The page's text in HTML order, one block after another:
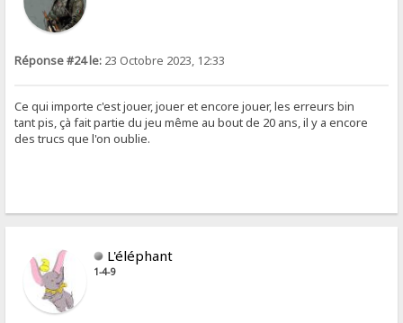
Réponse #24 le: 23 Octobre 2023, 12:33
Ce qui importe c'est jouer, jouer et encore jouer, les erreurs bin
tant pis, çà fait partie du jeu même au bout de 20 ans, il y a encore
des trucs que l'on oublie.
L'éléphant
1-4-9